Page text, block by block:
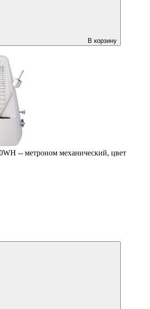
В корзину
-- метроном механический, цвет